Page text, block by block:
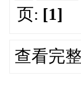
页: [1]
查看完